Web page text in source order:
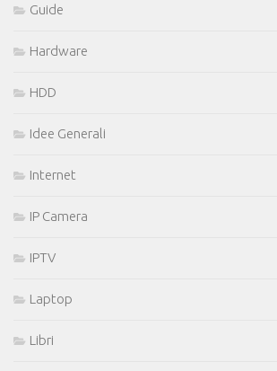
Guide
Hardware
HDD
Idee Generali
Internet
IP Camera
IPTV
Laptop
Libri